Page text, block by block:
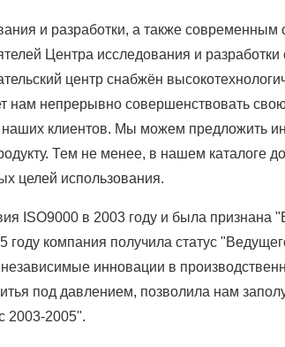
и разработки, а также
Центра исследования и
центр снабжён
нам непрерывно совершенствовать
наших клиентов. Мы можем предложить
Тем не менее, в нашем каталоге
целей использования.
ISO9000 в 2003 году и была признана
компания получила статус
инновации в
под давлением, позволила нам
2003-2005".